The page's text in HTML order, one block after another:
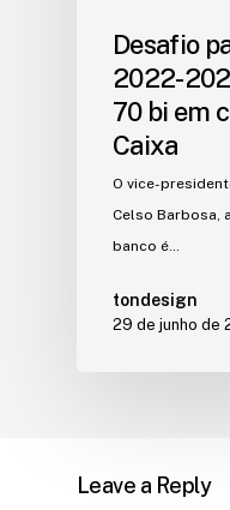
Desafio
2022-
70 bi em
Caixa
O vice-
Celso Barbosa,
banco é…
tondesign
29 de junho de
Leave a Reply